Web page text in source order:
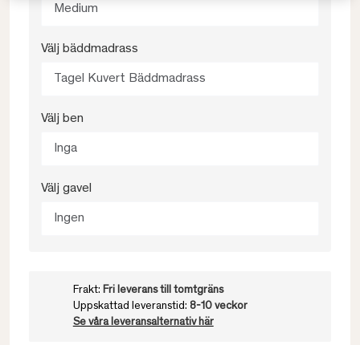
Medium
Välj bäddmadrass
Tagel Kuvert Bäddmadrass
Välj ben
Inga
Välj gavel
Ingen
Frakt: Fri leverans till tomtgräns
Uppskattad leveranstid: 8-10 veckor
Se våra leveransalternativ här